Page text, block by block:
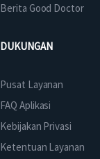
Berita Good Doctor
DUKUNGAN
Pusat Layanan
FAQ Aplikasi
Kebijakan Privasi
Ketentuan Layanan